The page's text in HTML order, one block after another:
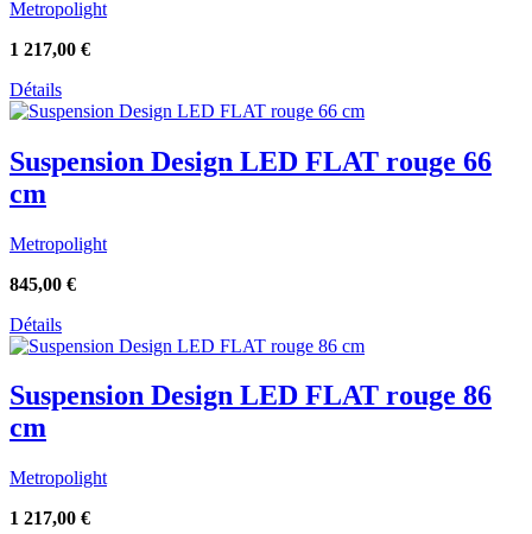
Metropolight
1 217,00 €
Détails
Suspension Design LED FLAT rouge 66
cm
Metropolight
845,00 €
Détails
Suspension Design LED FLAT rouge 86
cm
Metropolight
1 217,00 €